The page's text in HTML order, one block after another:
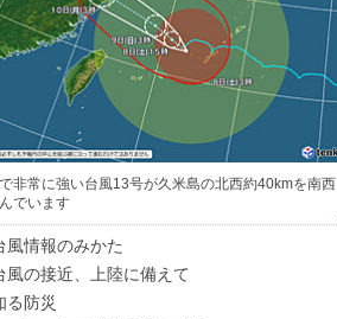
非常に強い台風13号が久米島の北西約40kmを南西
でいます
風情報のみかた
風の接近、上陸に備えて
る防災